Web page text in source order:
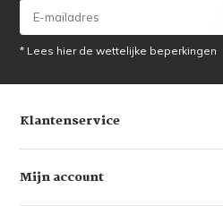
* Lees hier de wettelijke beperkingen
Klantenservice
Mijn account